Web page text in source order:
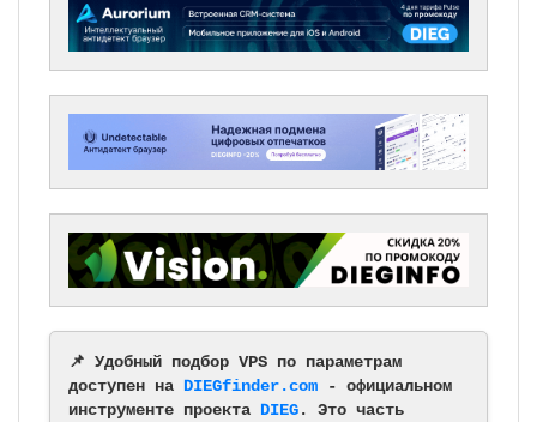
📌 Удобный подбор VPS по параметрам
доступен на DIEGfinder.com - официальном
инструменте проекта DIEG. Это часть